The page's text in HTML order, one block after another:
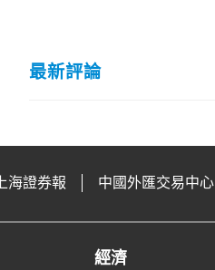
最新評論
上海證券報 中國外匯交易中心
經濟